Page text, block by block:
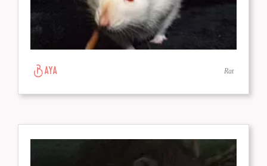
Baya Rat